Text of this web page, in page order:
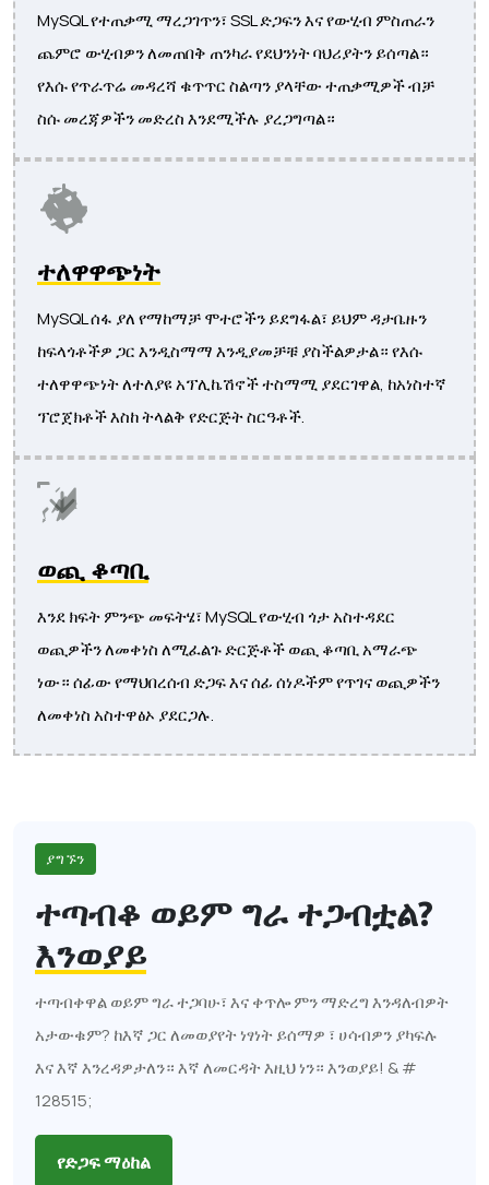
MySQL የተጠቃሚ ማረጋገጥን፣ SSL ድጋፍን እና የውሂብ ምስጠራን
ጨምሮ ውሂብዎን ለመጠበቅ ጠንካራ የደህንነት ባህሪያትን ይሰጣል።
የእሱ የጥራጥሬ መዳረሻ ቁጥጥር ስልጣን ያላቸው ተጠቃሚዎች ብቻ
ስሱ መረጃዎችን መድረስ እንደሚችሉ ያረጋግጣል።
ተለዋዋጭነት
MySQL ሰፋ ያለ የማከማቻ ሞተሮችን ይደግፋል፣ ይህም ዳታቤዙን
ከፍላጎቶችዎ ጋር እንዲስማማ እንዲያመቻቹ ያስችልዎታል። የእሱ
ተለዋዋጭነት ለተለያዩ አፕሊኬሽኖች ተስማሚ ያደርገዋል, ከአነስተኛ
ፕሮጀክቶች እስከ ትላልቅ የድርጅት ስርዓቶች.
ወጪ ቆጣቢ
እንደ ክፍት ምንጭ መፍትሄ፣ MySQL የውሂብ ጎታ አስተዳደር
ወጪዎችን ለመቀነስ ለሚፈልጉ ድርጅቶች ወጪ ቆጣቢ አማራጭ
ነው። ሰፊው የማህበረሰብ ድጋፍ እና ሰፊ ሰነዶችም የጥገና ወጪዎችን
ለመቀነስ አስተዋፅኦ ያደርጋሉ.
ያግኙን
ተጣብቆ ወይም ግራ ተጋብቷል?
እንወያይ
ተጣብቀዋል ወይም ግራ ተጋባሁ፣ እና ቀጥሎ ምን ማድረግ እንዳለብዎት
አታውቁም? ከእኛ ጋር ለመወያየት ነፃነት ይሰማዎ ፣ ሀሳብዎን ያካፍሉ
እና እኛ እንረዳዎታለን። እኛ ለመርዳት እዚህ ነን። እንወያይ! & #
128515;
የድጋፍ ማዕከል